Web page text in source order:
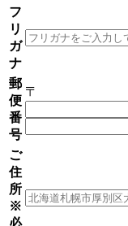
フ
リ
ガ
ナ
郵
便
番
号
〒
ご
住
所
※
必